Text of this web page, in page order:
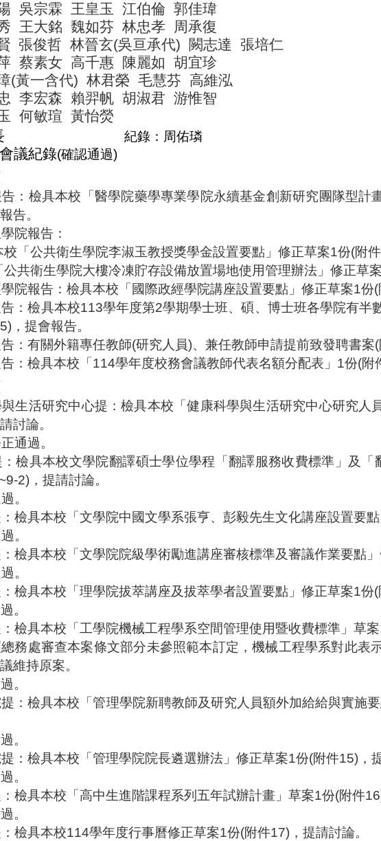
吳宗霖 王皇玉 江伯倫 郭佳瑋
王大銘 魏如芬 林忠孝 周承復
張俊哲 林晉玄(吳亘承代) 闕志達 張培仁
蔡素女 高千惠 陳麗如 胡宜珍
(黃一含代) 林君榮 毛慧芬 高維泓
李宏森 賴羿帆 胡淑君 游惟智
何敏瑄 黃怡熒
紀錄：周佑璘
議紀錄(確認通過)
：檢具本校 「 醫學院藥學專業學院永續基金創新研究團隊型計
告。
院報告：
校「公共衛生學院李淑玉教授獎學金設置要點」修正草案1份(附件
公共衛生學院大樓冷凍貯存設備放置場地使用管理辦法」修正草案
院報告：檢具本校 「國際政經學院講座設置要點」修正草案1份(
：檢具本校113學年度第2學期學士班、碩、博士班各學院有半
5) ，提會報告。
： 有關外籍專任教師(研究人員)、兼任教師申請提前致發聘書案(
：檢具本校 「 114學年度校務會議教師代表名額分配表 」 1份(附
生活研究中心提：檢具本校 「健康科學與生活研究中心研究人
討論。
通過。
：檢具本校文學院翻譯碩士學位學程 「翻譯服務收費標準 」及
2) ， 提請討論。
。
檢具本校「文學院中國文學系張亨、彭毅先生文化講座設置要
。
檢具本校 「 文學院院級學術勵進講座審核標準及審議作業要點
。
檢具本校「 理學院拔萃講座及拔萃學者設置要點」修正草案1份(
。
檢具本校「工學院機械工程學系空間管理使用暨收費標準」草案
務處審查本案條文部分未參照範本訂定，機械工程學系對此表
維持原案。
。
：檢具本校「管理學院新聘教師及研究人員額外加給給與實施
。
： 檢具本校「管理學院院長遴選辦法」修正草案1份(附件15) ，
。
檢具本校「高中生進階課程系列五年試辦計畫」草案1份(附件16
。
檢具本校114學年度行事曆修正草案1份(附件17) ，提請討論。